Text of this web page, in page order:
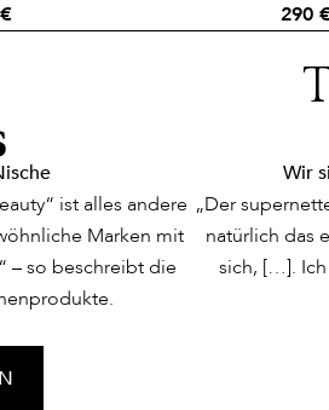
290
ist alles andere
Marken mit
– so beschreibt die
Wir
„Der
natürlich das
sich, […]. Ich